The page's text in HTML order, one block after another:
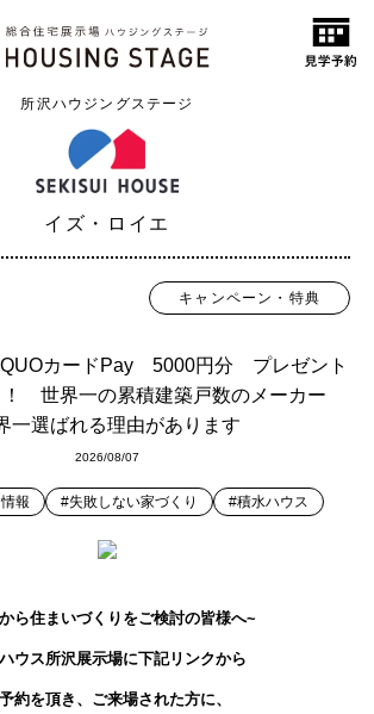
所沢ハウジングステージ
イズ・ロイエ
キャンペーン・特典
カードPay 5000円分 プレゼント
！ 世界一の累積建築戸数のメーカー
一選ばれる理由があります
2026/08/07
報 #失敗しない家づくり #積水ハウス
ら住まいづくりをご検討の皆様へ~
ウス所沢展示場に下記リンクから
約を頂き、 ご来場された方に、